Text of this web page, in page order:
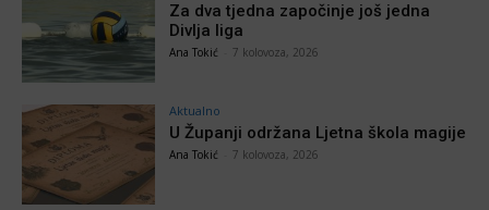
Za dva tjedna započinje još jedna
Divlja liga
Ana Tokić 7 kolovoza, 2026
Aktualno
U Županji održana Ljetna škola magije
Ana Tokić 7 kolovoza, 2026